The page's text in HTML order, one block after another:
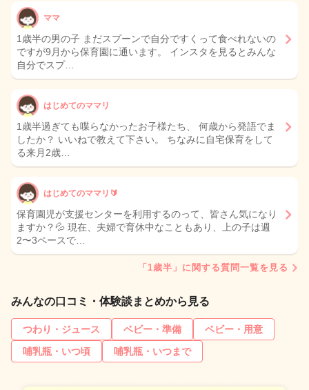
ママ
1歳半の男の子 まだスプーンで自分ですくって食べれないの
ですが9月から保育園に通います。 インスタを見るとみんな
自分でスプ…
はじめてのママリ
1歳半過ぎても喋らなかったお子様たち、 何歳から発語でま
したか？ いいねで教えて下さい。 ちなみに自宅保育をして
る来月2歳…
はじめてのママリ🔰
保育園児が支援センターを利用するのって、皆さん気になり
ますか？💦 現在、夫婦で育休中なこともあり、上の子は週
2〜3ペースで…
「1歳半」に関する質問一覧を見る
みんなの口コミ・体験談まとめから見る
つわり・ジュース ベビー・準備
ベビー・用意
哺乳瓶・いつ頃
哺乳瓶・いつまで